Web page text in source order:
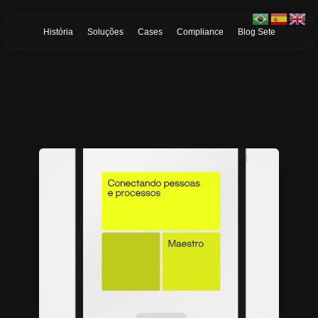
História Soluções Cases Compliance Blog Sete